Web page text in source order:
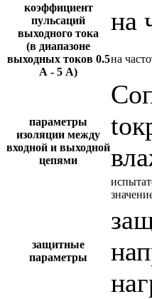
коэффициент
пульсаций
выходного тока
(в диапазоне
выходных токов 0.5
А - 5 А)
на
на
параметры
изоляции между
входной и выходной
цепями
защитные
параметры